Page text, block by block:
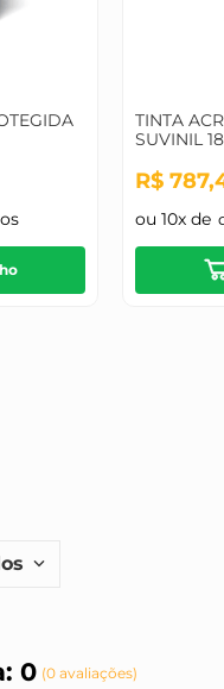
TINTA
SUVINIL
R$ 787,
ou 10x de
0 (0 avaliações)